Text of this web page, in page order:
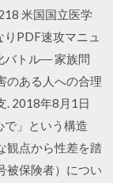
米国国立医学
PDF速攻マニュ
バトル― 家族問
のある人への合理
. 2018年8月1日
で」という構造
観点から性差を踏
被保険者）につい